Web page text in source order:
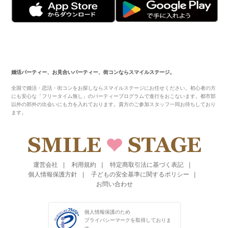
婚活パーティー、お見合いパーティー、街コンならスマイルステージ。
全国で婚活・恋活・街コンをお探しならスマイルステージにお任せください。初心者の方
にも安心な「フリータイム無し」のパーティープログラムで進行をおこないます。都市部
以外の郊外の出会いにも力を入れております。貴方のご参加スタッフ一同お待ちしており
ます。
運営会社 利用規約
特定商取引法に基づく表記
個人情報保護方針
子どもの安全基準に関するポリシー
お問い合わせ
個人情報保護のため
プライバシーマークを取得しておりま